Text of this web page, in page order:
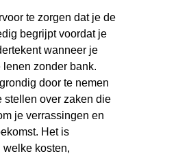
te zorgen dat je de
begrijpt voordat je
wanneer je
zonder bank.
door te nemen
stellen over zaken die
je verrassingen en
Het is
welke kosten,